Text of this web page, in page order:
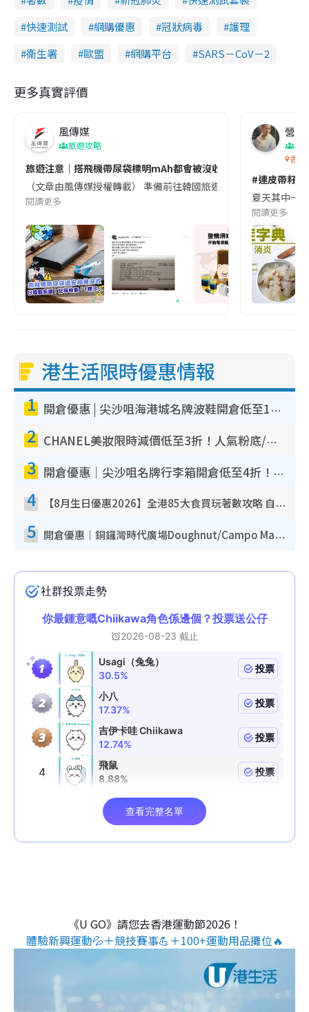
快速測試
網購優惠 冠狀病毒
護理
衞生署
歐盟 網購平台 SARS－CoV－2
更多真實評價
風傳媒
旅遊攻略
旅遊注意｜搭飛機帶尿袋標明mAh都會被沒收😱出發前切記檢查
（文章由風傳媒授權轉載） 準備前往韓國旅遊的民眾，近期要
閱讀更多
營養
香港
#連皮帶籽
夏天其中一
閱讀更多
港生活限時優惠情報
1 開倉優惠 | 尖沙咀海港城名牌波鞋開倉低至1折！On鞋$899起／Joy&Peace鞋履$98起
2 CHANEL美妝限時減價低至3折！人氣粉底/唇膏/精華液低至$275！COCO香水都有平
3 開倉優惠｜尖沙咀名牌行李箱開倉低至4折！一連5日 American Tourister/ace./Hallmark $200起！
4 【8月生日優惠2026】全港85大食買玩著數攻略 自助餐/火鍋放題同行免費＋誠品/DONKI送現金券
5 開倉優惠｜銅鑼灣時代廣場Doughnut/Campo Marzio開倉低至1折！背囊、書包、手袋劈價$200起
《U GO》請您去香港運動節2026！
體驗新興運動💦＋競技賽事💪＋100+運動用品攤位🔥